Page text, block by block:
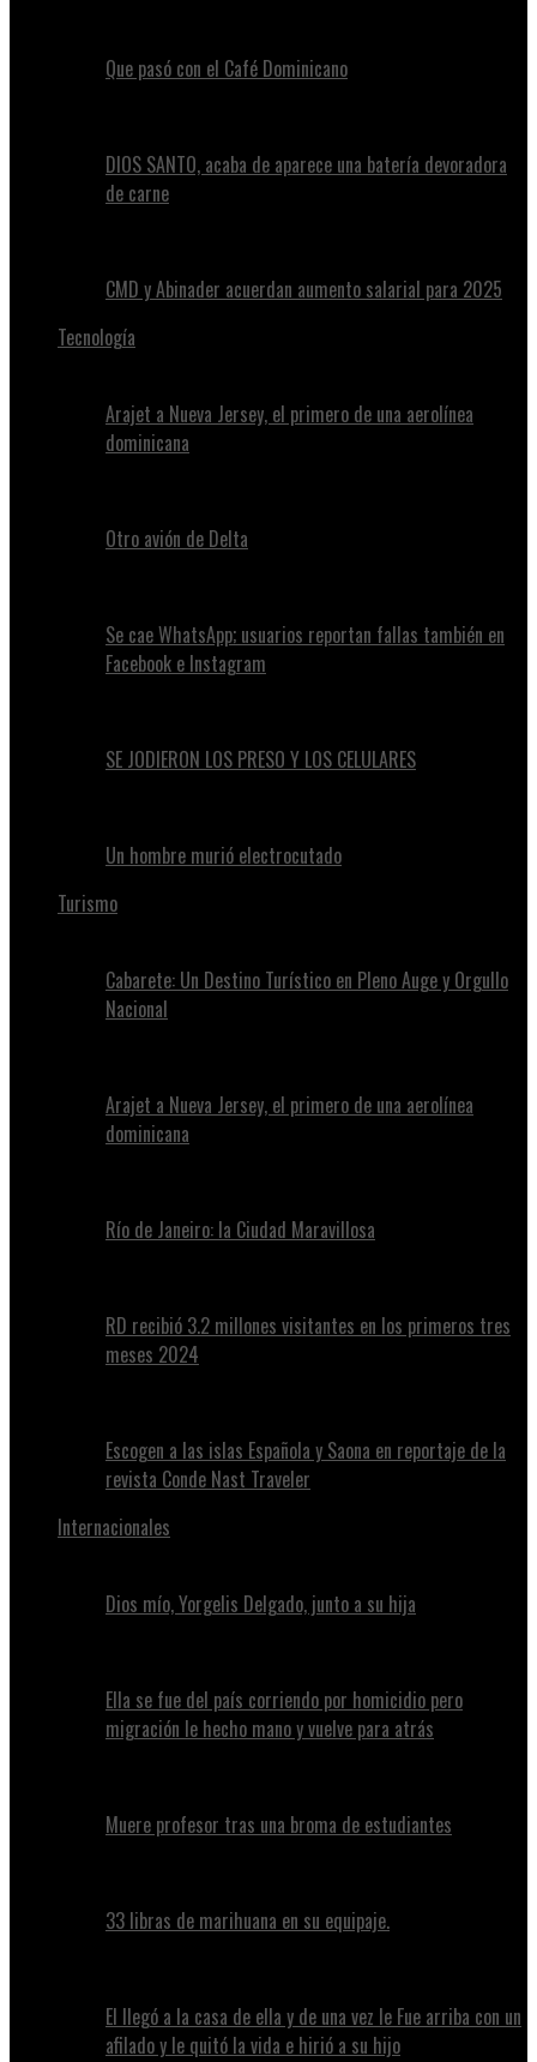
Que pasó con el Café Dominicano
DIOS SANTO, acaba de aparece una batería devoradora
de carne
CMD y Abinader acuerdan aumento salarial para 2025
Tecnología
Arajet a Nueva Jersey, el primero de una aerolínea
dominicana
Otro avión de Delta
Se cae WhatsApp; usuarios reportan fallas también en
Facebook e Instagram
SE JODIERON LOS PRESO Y LOS CELULARES
Un hombre murió electrocutado
Turismo
Cabarete: Un Destino Turístico en Pleno Auge y Orgullo
Nacional
Arajet a Nueva Jersey, el primero de una aerolínea
dominicana
Río de Janeiro: la Ciudad Maravillosa
RD recibió 3.2 millones visitantes en los primeros tres
meses 2024
Escogen a las islas Española y Saona en reportaje de la
revista Conde Nast Traveler
Internacionales
Dios mío, Yorgelis Delgado, junto a su hija
Ella se fue del país corriendo por homicidio pero
migración le hecho mano y vuelve para atrás
Muere profesor tras una broma de estudiantes
33 libras de marihuana en su equipaje.
El llegó a la casa de ella y de una vez le Fue arriba con un
afilado y le quitó la vida e hirió a su hijo